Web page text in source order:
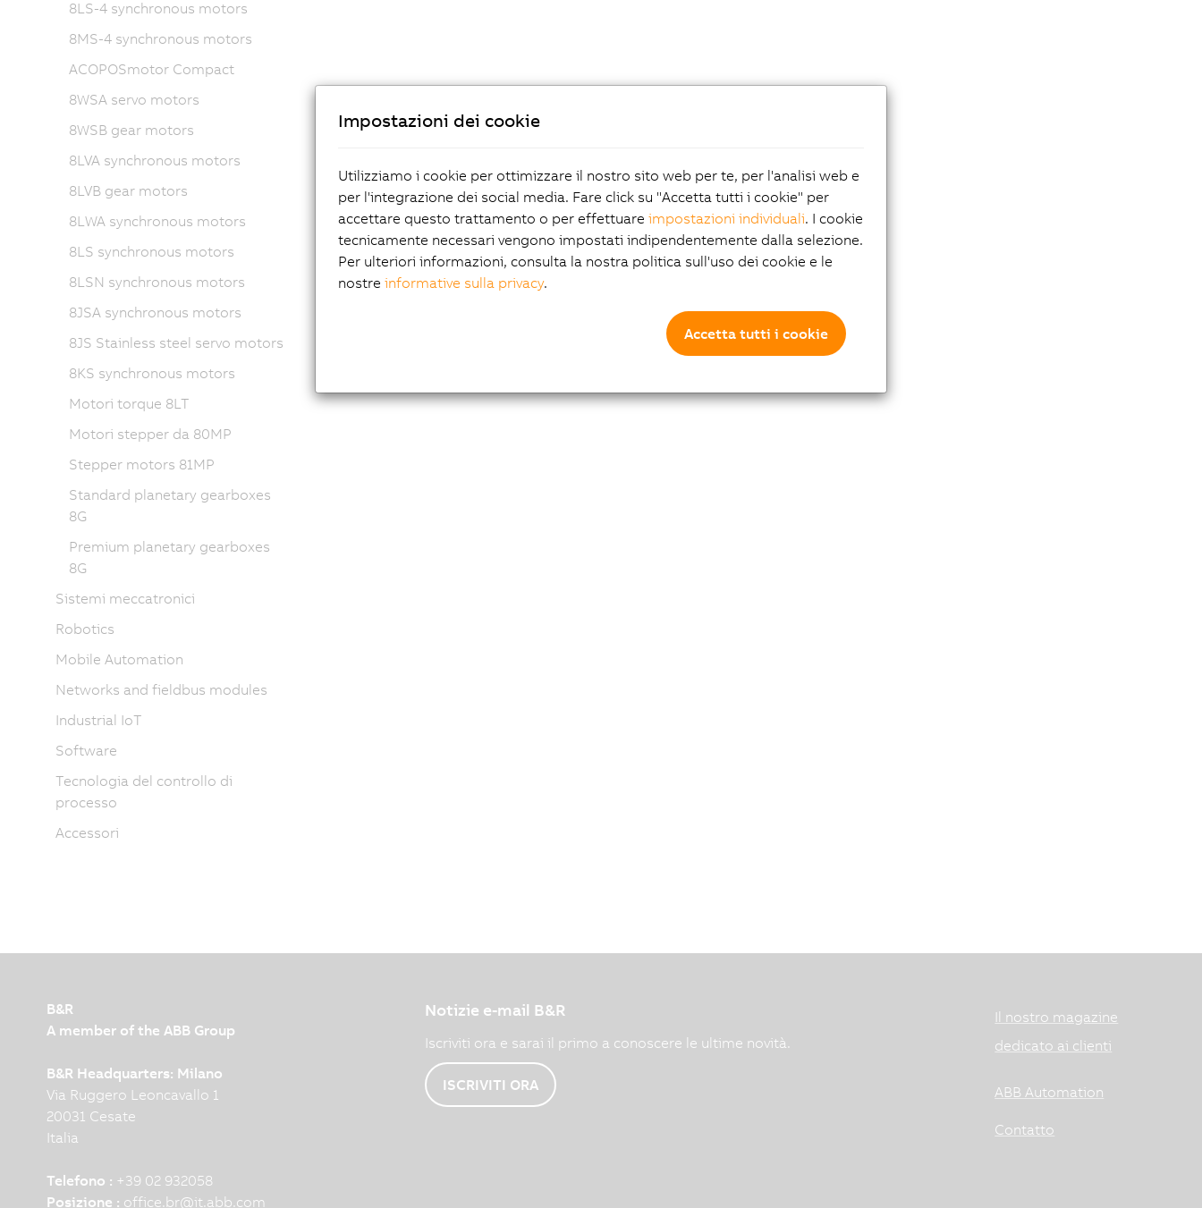
8LS-4 synchronous motors
8MS-4 synchronous motors
ACOPOSmotor Compact
8WSA servo motors
8WSB gear motors
8LVA synchronous motors
8LVB gear motors
8LWA synchronous motors
8LS synchronous motors
8LSN synchronous motors
8JSA synchronous motors
8JS Stainless steel servo motors
8KS synchronous motors
Motori torque 8LT
Motori stepper da 80MP
Stepper motors 81MP
Standard planetary gearboxes
8G
Premium planetary gearboxes
8G
Sistemi meccatronici
Robotics
Mobile Automation
Networks and fieldbus modules
Industrial IoT
Software
Tecnologia del controllo di
processo
Accessori
B&R
A member of the ABB Group
B&R Headquarters: Milano
Via Ruggero Leoncavallo 1
20031 Cesate
Italia
Telefono : +39 02 932058
Posizione : office.br@it.abb.com
Notizie e-mail B&R
Iscriviti ora e sarai il primo a conoscere le ultime novità.
ISCRIVITI ORA
Il nostro magazine
dedicato ai clienti
ABB Automation
Contatto
Impostazioni dei cookie
Utilizziamo i cookie per ottimizzare il nostro sito web per te, per l'analisi web e
per l'integrazione dei social media. Fare click su "Accetta tutti i cookie" per
accettare questo trattamento o per effettuare impostazioni individuali. I cookie
tecnicamente necessari vengono impostati indipendentemente dalla selezione.
Per ulteriori informazioni, consulta la nostra politica sull'uso dei cookie e le
nostre informative sulla privacy.
Accetta tutti i cookie